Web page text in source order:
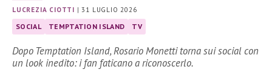
LUCREZIA CIOTTI |31 LUGLIO 2026
SOCIAL TEMPTATION ISLAND TV
Dopo Temptation Island, Rosario Monetti torna sui social con
un look inedito: i fan faticano a riconoscerlo.